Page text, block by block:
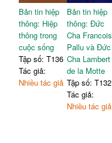
Bản tin hiệp
thông: Hiệp
thông trong
cuộc sống
Tập số: T136
Tác giả:
Nhiều tác giả
Bản tin hiệp
thông: Đức
Cha Francois
Pallu và Đức
Cha Lambert
de la Motte
Tập số: T132
Tác giả:
Nhiều tác giả